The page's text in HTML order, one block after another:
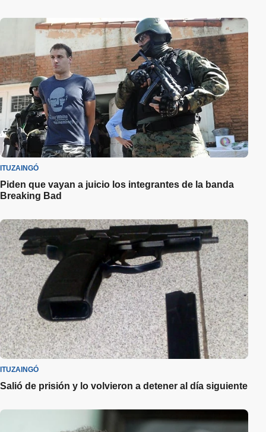
ITUZAINGÓ
Piden que vayan a juicio los integrantes de la banda
Breaking Bad
ITUZAINGÓ
Salió de prisión y lo volvieron a detener al día siguiente